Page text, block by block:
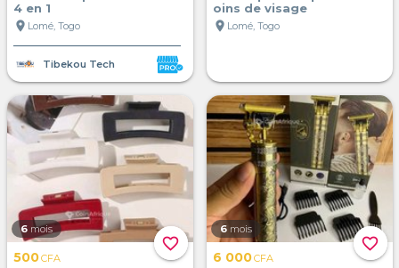
4 en 1
location_on Lomé, Togo
Tibekou Tech
oins de visage
location_on Lomé, Togo
favorite_border
6 mois
500CFA
favorite_border
6 mois
6 000CFA